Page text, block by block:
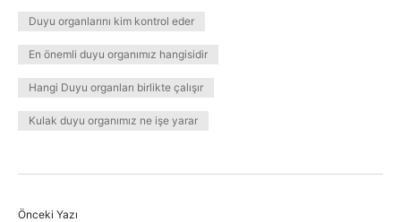
Duyu organlarını kim kontrol eder
En önemli duyu organımız hangisidir
Hangi Duyu organları birlikte çalışır
Kulak duyu organımız ne işe yarar
Önceki Yazı